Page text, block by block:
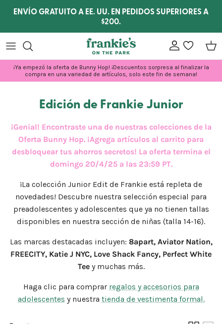
Ir al contenido
ENVÍO GRATUITO A EE. UU. EN PEDIDOS SUPERIORES A
$200.
Cuentalista de
¡Ya empezó la oferta de Bunny Hop! ¡Descuentos sorpresa al finalizar la
compra en una variedad de artículos, solo este fin de semana!
Edición de Frankie Junior
¡Genial! Encontraste una de nuestras colecciones de la
Oferta Bunny Hop. ¡Agrega artículos al carrito para
desbloquear tus ahorros secretos! La oferta termina el
domingo 20/4/25 a las 23:59 PT.
¡La colección Junior Edit de Frankie está repleta de
novedades! Descubre nuestra selección especial para
preadolescentes y adolescentes que ya no tienen tallas
disponibles en nuestra sección de niñas (talla 14-16).
Las marcas destacadas incluyen: 8apart, Aviator Nation,
FREECITY, Katie J NYC, Love Shack Fancy, Perfect White
Teey muchas más.
Haga clic para comprar regalos y accesorios para
adolescentes y nuestra tienda de vestimenta formal.